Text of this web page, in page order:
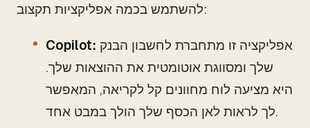
להשתמש בכמה אפליקציות תקצוב:
Copilot:
שלך ומסווגת אוטומטית את ההוצאות שלך.
היא מציעה לוח מחוונים קל לקריאה, המאפשר
לך לראות לאן הכסף שלך הולך במבט אחד.